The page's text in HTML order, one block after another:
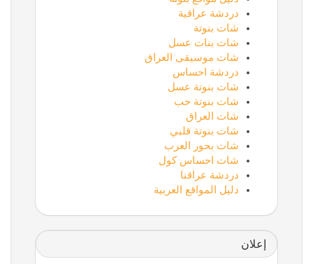
دردشة عراقية
شات بنوتة
شات بنات عسل
شات موسيقى العراق
دردشة احساس
شات بنوتة عسل
شات بنوتة حب
شات العراق
شات بنوتة قلبي
شات بحور العرب
شات احساس كول
دردشة عراقنا
دليل المواقع العربية
إعلان